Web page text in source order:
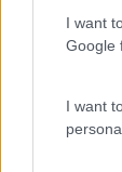
I want
Google
I want
Inglês
Keep In